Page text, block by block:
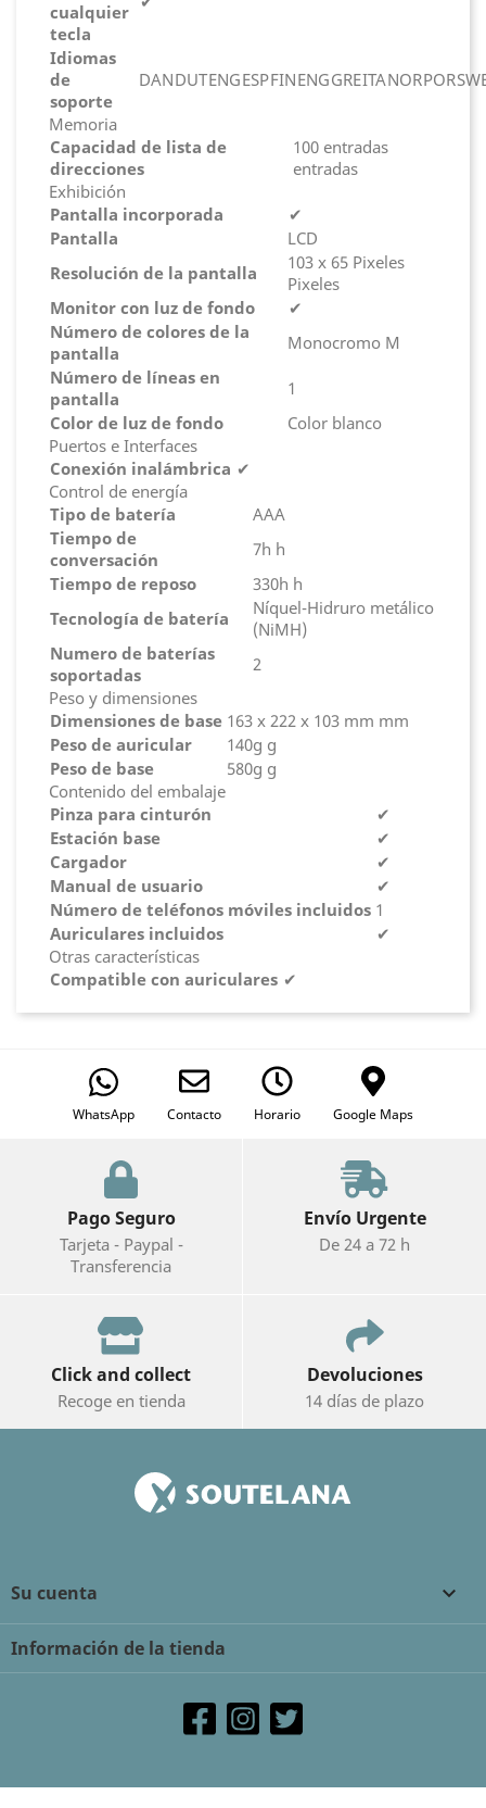
cualquier
tecla
Idiomas
de
soporte
DANDUTENGESPFINENGGREITANORPOR
Memoria
Capacidad de lista de
direcciones
100 entradas
entradas
Exhibición
Pantalla incorporada
✔
Pantalla
LCD
Resolución de la pantalla
103 x 65 Pixeles
Pixeles
Monitor con luz de fondo
✔
Número de colores de la
pantalla
Monocromo M
Número de líneas en
pantalla
1
Color de luz de fondo
Color blanco
Puertos e Interfaces
Conexión inalámbrica ✔
Control de energía
Tipo de batería
AAA
Tiempo de
conversación
7h h
Tiempo de reposo
330h h
Tecnología de batería
Níquel-Hidruro metálico
(NiMH)
Numero de baterías
soportadas
2
Peso y dimensiones
Dimensiones de base 163 x 222 x 103 mm mm
Peso de auricular
140g g
Peso de base
580g g
Contenido del embalaje
Pinza para cinturón
✔
Estación base
✔
Cargador
✔
Manual de usuario
✔
Número de teléfonos móviles incluidos 1
Auriculares incluidos
✔
Otras características
Compatible con auriculares ✔
WhatsApp Contacto Horario Google Maps
Pago Seguro
Tarjeta - Paypal -
Transferencia
Envío Urgente
De 24 a 72 h
Click and collect
Recoge en tienda
Devoluciones
14 días de plazo
Su cuenta 
Información de la tienda